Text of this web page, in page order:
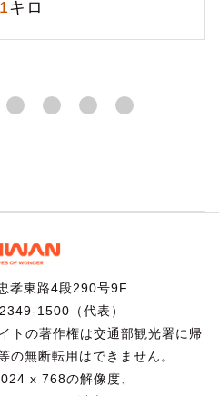
キロ
孝東路4段290号9F
1500（代表）
トの著作権は交通部観光署に帰
の無断転用はできません。
x 768の解像度、